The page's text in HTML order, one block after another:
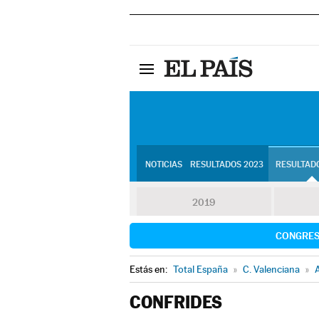
NOTICIAS RESULTADOS 2023
2019
Estás en: Total España » C. Valenciana »
CONFRIDES